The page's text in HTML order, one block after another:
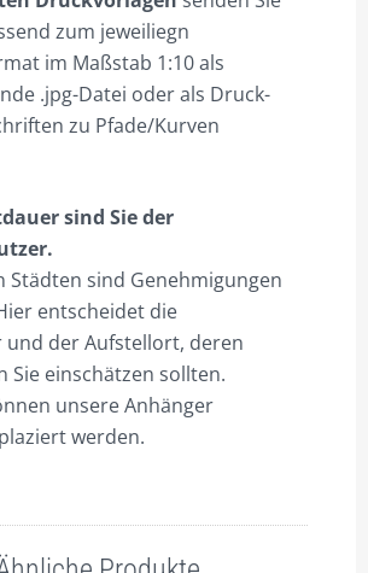
zum jeweiliegn
im Maßstab 1:10 als
.jpg-Datei oder als Druck-
zu Pfade/Kurven
sind Sie der
Städten sind Genehmigungen
entscheidet die
und der Aufstellort, deren
Sie einschätzen sollten.
unsere Anhänger
werden.